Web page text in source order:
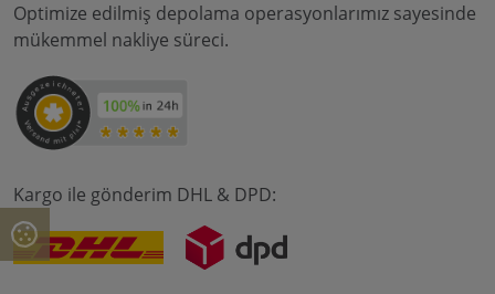
Optimize edilmiş depolama operasyonlarımız sayesinde
mükemmel nakliye süreci.
Kargo ile gönderim DHL & DPD: